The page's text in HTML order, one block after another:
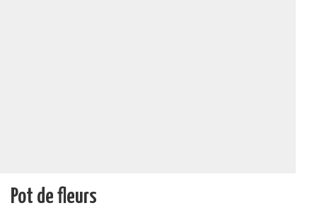
Pot de fleurs